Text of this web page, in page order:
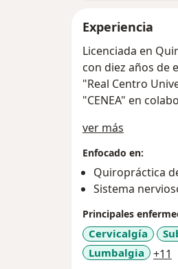
Experiencia
Licenciada en
con diez años de
"Real Centro
"CENEA" en
ver más
Enfocado en:
Quiropráctica
Sistema
Principales
Cervicalgía
Lumbalgia
+11